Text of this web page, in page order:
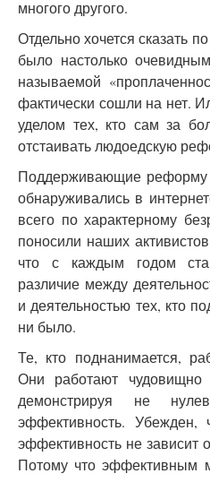
многого другого.
Отдельно хочется сказать
было настолько
называемой
фактически сошли на нет.
уделом тех, кто сам за
отстаивать людоедскую
Поддерживающие реформу
обнаруживались в
всего по характерному
поносили наших
что с каждым годом
различие между
и деятельностью тех, кто
ни было.
Те, кто поднанимается,
Они работают чудовищно
демонстрируя не
эффективность. Убежден,
эффективность не зависит
Потому что эффективным